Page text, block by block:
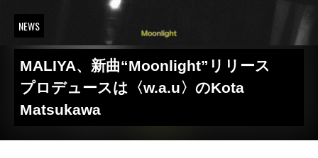
NEWS
MALIYA、新曲“Moonlight”リリース
プロデュースは〈w.a.u〉のKota
Matsukawa